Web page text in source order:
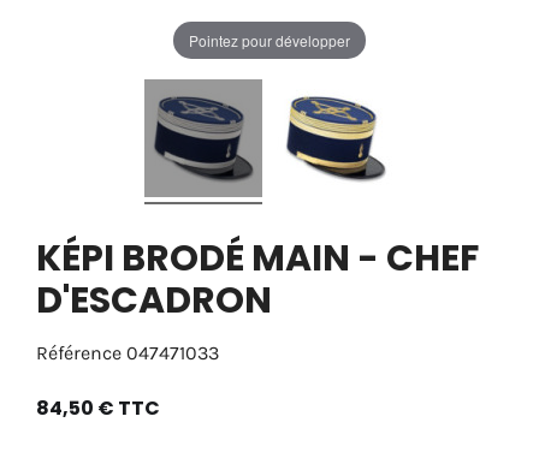
Pointez pour développer
KÉPI BRODÉ MAIN - CHEF
D'ESCADRON
Référence 047471033
84,50 € TTC